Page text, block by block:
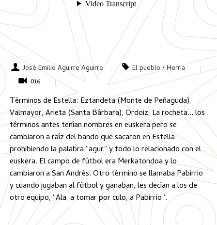
José Emilio Aguirre Aguirre
El pueblo / Herria
016
Términos de Estella: Eztandeta (Monte de Peñaguda),
Valmayor, Arieta (Santa Bárbara), Ordoiz, La rocheta... los
términos antes tenían nombres en euskera pero se
cambiaron a raíz del bando que sacaron en Estella
prohibiendo la palabra “agur” y todo lo relacionado con el
euskera. El campo de fútbol era Merkatondoa y lo
cambiaron a San Andrés. Otro término se llamaba Pabirrio
y cuando jugaban al fútbol y ganaban, les decían a los de
otro equipo, “Ala, a tomar por culo, a Pabirrio”.